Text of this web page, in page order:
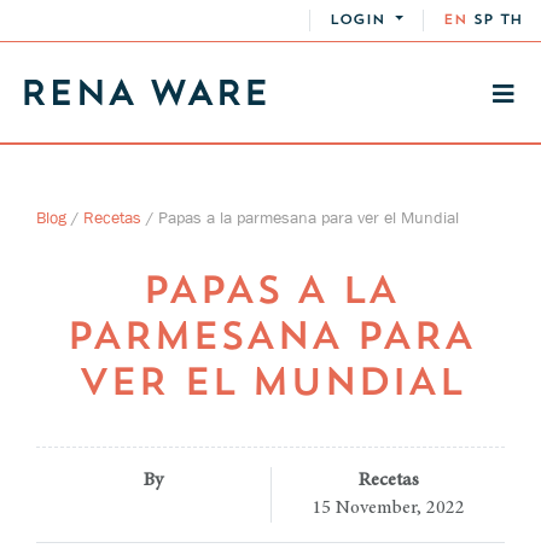
LOGIN EN SP TH
Blog / Recetas / Papas a la parmesana para ver el Mundial
PAPAS A LA
PARMESANA PARA
VER EL MUNDIAL
By
Recetas
15 November, 2022